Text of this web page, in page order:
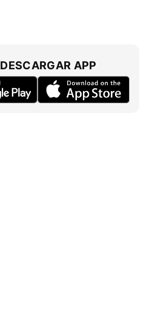
DESCARGAR APP